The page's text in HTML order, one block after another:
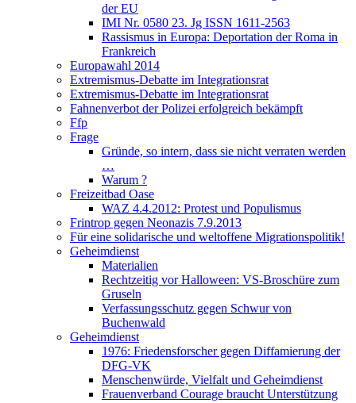
der EU
IMI Nr. 0580 23. Jg ISSN 1611-2563
Rassismus in Europa: Deportation der Roma in
Frankreich
Europawahl 2014
Extremismus-Debatte im Integrationsrat
Extremismus-Debatte im Integrationsrat
Fahnenverbot der Polizei erfolgreich bekämpft
Ffp
Frage
Gründe, so intern, dass sie nicht verraten werden
…
Warum ?
Freizeitbad Oase
WAZ 4.4.2012: Protest und Populismus
Frintrop gegen Neonazis 7.9.2013
Für eine solidarische und weltoffene Migrationspolitik!
Geheimdienst
Materialien
Rechtzeitig vor Halloween: VS-Broschüre zum
Gruseln
Verfassungsschutz gegen Schwur von
Buchenwald
Geheimdienst
1976: Friedensforscher gegen Diffamierung der
DFG-VK
Menschenwürde, Vielfalt und Geheimdienst
Frauenverband Courage braucht Unterstützung